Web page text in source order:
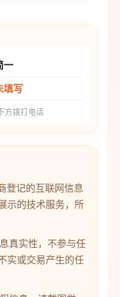
一
填写
方拨打电话
登记的互联网信息
示的技术服务，所
真实性，不参与任
实或交易产生的任